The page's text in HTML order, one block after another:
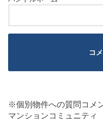
※個別物件への質問コメ
マンションコミュニティ